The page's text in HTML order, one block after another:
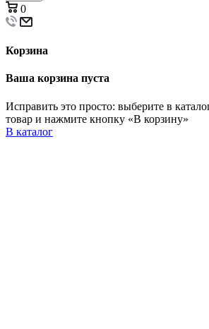
0
Корзина
Ваша корзина пуста
Исправить это просто: выберите в
товар и нажмите кнопку «В корзину»
В каталог